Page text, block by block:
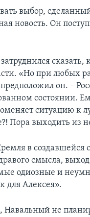
выбор,
новость. Он
сказать,
«Но при любых
он. –
состоянии.
ситуацию к
Пора выходить из
в
смысла,
одиозные и
для Алексея».
не